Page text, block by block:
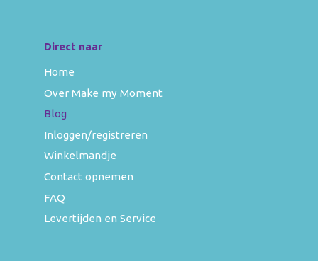
Direct naar
Home
Over Make my Moment
Blog
Inloggen/registreren
Winkelmandje
Contact opnemen
FAQ
Levertijden en Service